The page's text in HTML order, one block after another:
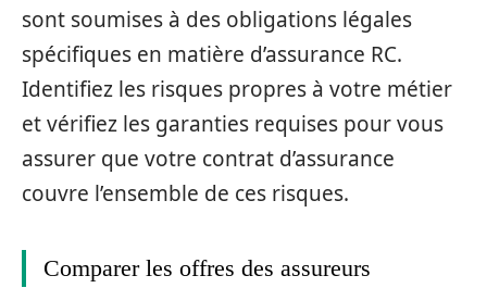
sont soumises à des obligations légales
spécifiques en matière d’assurance RC.
Identifiez les risques propres à votre métier
et vérifiez les garanties requises pour vous
assurer que votre contrat d’assurance
couvre l’ensemble de ces risques.
Comparer les offres des assureurs